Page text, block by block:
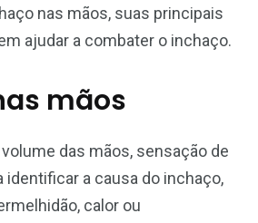
nas mãos, suas principais
ajudar a combater o inchaço.
mãos
das mãos, sensação de
a causa do inchaço,
calor ou